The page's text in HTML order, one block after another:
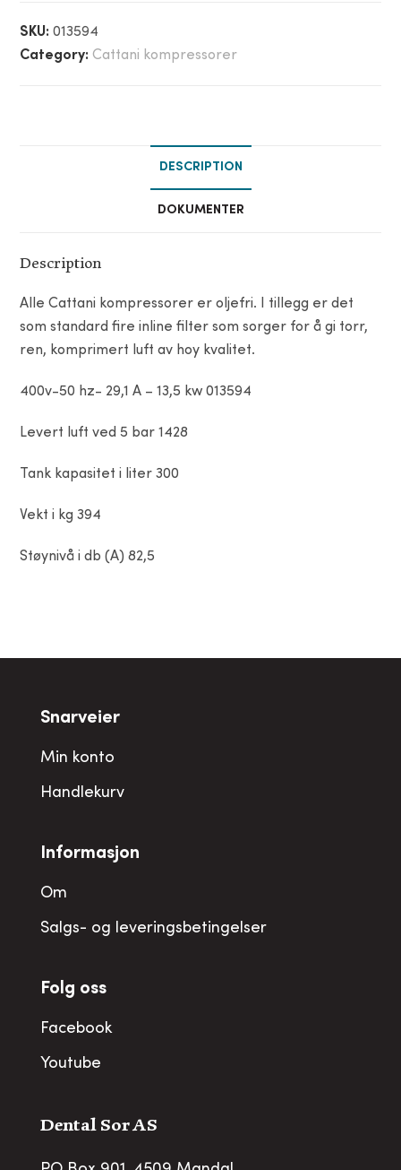
SKU:013594
Category: Cattani kompressorer
DESCRIPTION
DOKUMENTER
Description
Alle Cattani kompressorer er oljefri. I tillegg er det
som standard fire inline filter som sorger for å gi torr,
ren, komprimert luft av hoy kvalitet.
400v-50 hz- 29,1 A – 13,5 kw 013594
Levert luft ved 5 bar 1428
Tank kapasitet i liter 300
Vekt i kg 394
Støynivå i db (A) 82,5
Snarveier
Min konto
Handlekurv
Informasjon
Om
Salgs- og leveringsbetingelser
Folg oss
Facebook
Youtube
Dental Sor AS